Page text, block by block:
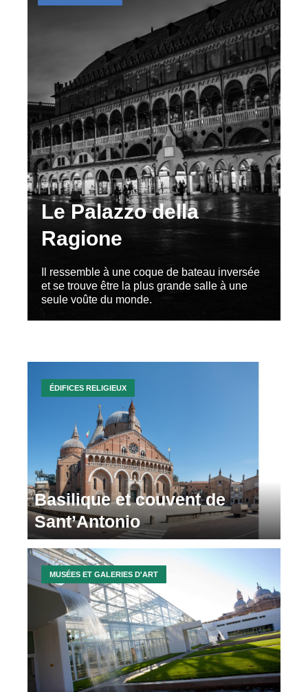
Le Palazzo della
Ragione
Il ressemble à une coque de bateau inversée
et se trouve être la plus grande salle à une
seule voûte du monde.
Basilique et couvent de
Sant’Antonio
ÉDIFICES RELIGIEUX
MUSÉES ET GALERIES D'ART